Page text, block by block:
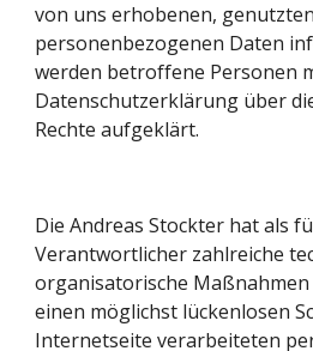
von uns erhobenen,
personenbezogenen Daten
werden betroffene Personen
Datenschutzerklärung über
Rechte aufgeklärt.
Die Andreas Stockter hat als
Verantwortlicher zahlreiche
organisatorische
einen möglichst lückenlosen
Internetseite verarbeiteten